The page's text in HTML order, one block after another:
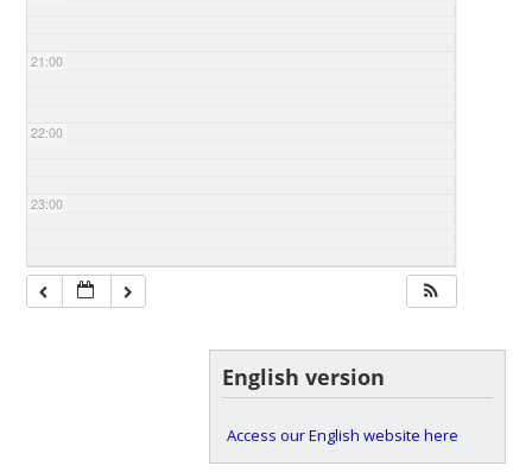
21:00
22:00
23:00
English version
Access our English website here